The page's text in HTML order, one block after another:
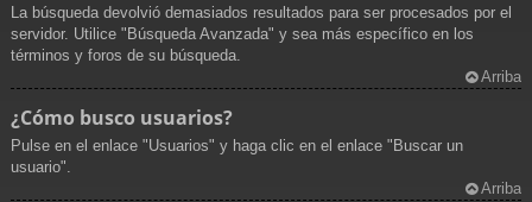
La búsqueda devolvió demasiados resultados para ser procesados por el
servidor. Utilice "Búsqueda Avanzada" y sea más específico en los
términos y foros de su búsqueda.
Arriba
¿Cómo busco usuarios?
Pulse en el enlace "Usuarios" y haga clic en el enlace "Buscar un
usuario".
Arriba